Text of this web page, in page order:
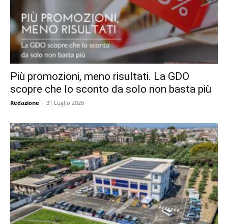
Più promozioni, meno risultati. La GDO
scopre che lo sconto da solo non basta più
Redazione - 31 Luglio 2026